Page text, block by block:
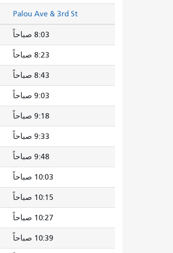
Palou Ave & 3rd St
8:03 صباحاً
8:23 صباحاً
8:43 صباحاً
9:03 صباحاً
9:18 صباحاً
9:33 صباحاً
9:48 صباحاً
10:03 صباحاً
10:15 صباحاً
10:27 صباحاً
10:39 صباحاً